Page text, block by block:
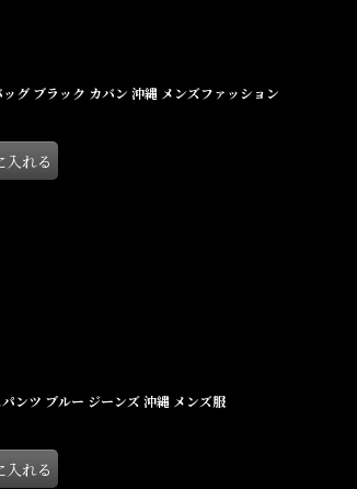
グ ブラック カバン 沖縄 メンズファッション
入れる
ンツ ブルー ジーンズ 沖縄 メンズ服
入れる